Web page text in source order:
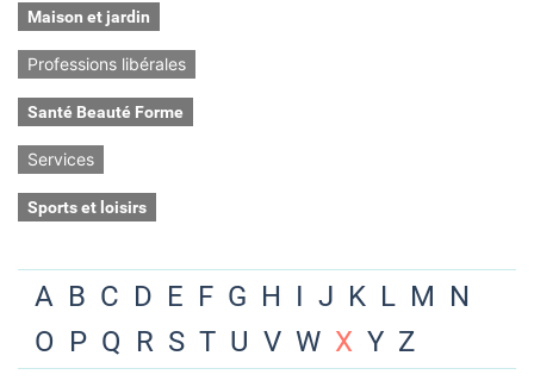
Maison et jardin
Professions libérales
Santé Beauté Forme
Services
Sports et loisirs
A B C D E F G H I J K L M N
O P Q R S T U V W X Y Z